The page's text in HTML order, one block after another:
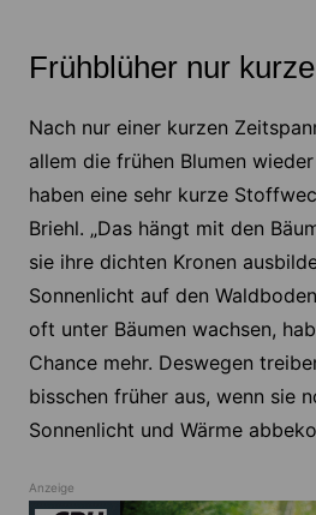
Frühblüher nur
Nach nur einer kurzen
allem die frühen Blumen
haben eine sehr kurze
Briehl. „Das hängt mit den
sie ihre dichten Kronen
Sonnenlicht auf den
oft unter Bäumen wachsen,
Chance mehr. Deswegen
bisschen früher aus, wenn sie
Sonnenlicht und Wärme
Anzeige